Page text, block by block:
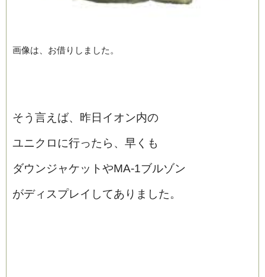
画像は、お借りしました。
そう言えば、昨日イオン内の
ユニクロに行ったら、早くも
ダウンジャケットやMA‐1ブルゾン
がディスプレイしてありました。